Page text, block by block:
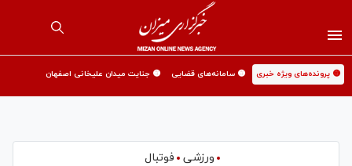
🟡 پرونده‌های ویژه خبری 🟡 سامانه‌های قضایی 🟡 جنایت میدان علیخانی اصفهان
ورزشی
فوتبال